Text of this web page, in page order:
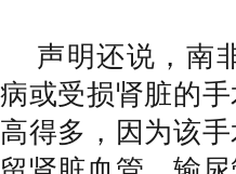
声明还说，南
病或受损肾脏的
高得多，因为该